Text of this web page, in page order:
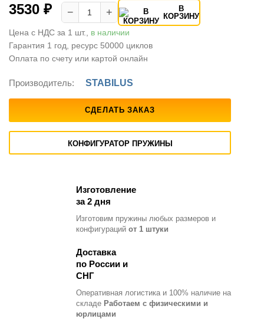
3530 ₽ − +
В
КОРЗИНУ
Цена с НДС за 1 шт., в наличии
Гарантия 1 год, ресурс 50000 циклов
Оплата по счету или картой онлайн
Производитель: STABILUS
СДЕЛАТЬ ЗАКАЗ
КОНФИГУРАТОР ПРУЖИНЫ
Изготовление
за 2 дня
Изготовим пружины любых размеров и
конфигураций от 1 штуки
Доставка
по России и
СНГ
Оперативная логистика и 100% наличие на
складе Работаем с физическими и
юрлицами